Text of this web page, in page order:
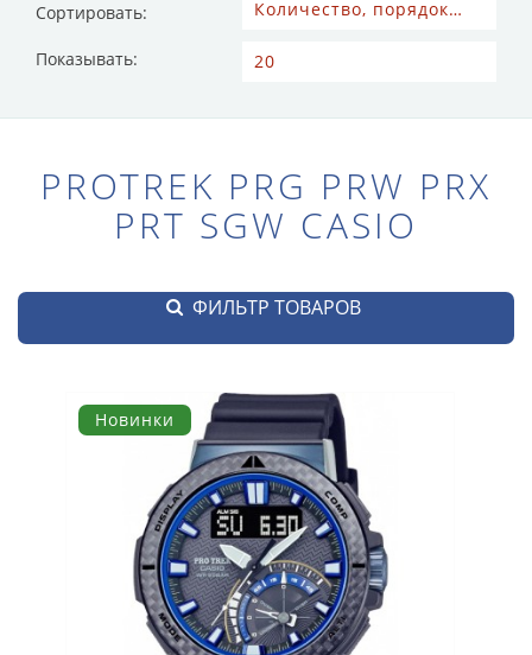
Сортировать:
Показывать:
PROTREK PRG PRW PRX
PRT SGW CASIO
ФИЛЬТР ТОВАРОВ
Новинки